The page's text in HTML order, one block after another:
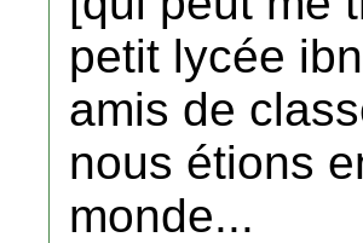
petit lycée
amis de
nous étions
monde...